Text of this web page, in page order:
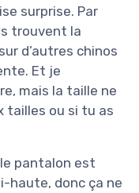
surprise. Par
trouvent la
d’autres chinos
Et je
mais la taille ne
tailles ou si tu as
pantalon est
haute, donc ça ne